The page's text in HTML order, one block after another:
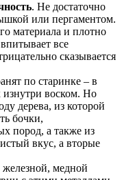
. Не достаточно
или пергаментом.
материала и плотно
все
сказывается
по старинке – в
воском. Но
дерева, из которой
бочки,
пород, а также из
вкус, а вторые
медной